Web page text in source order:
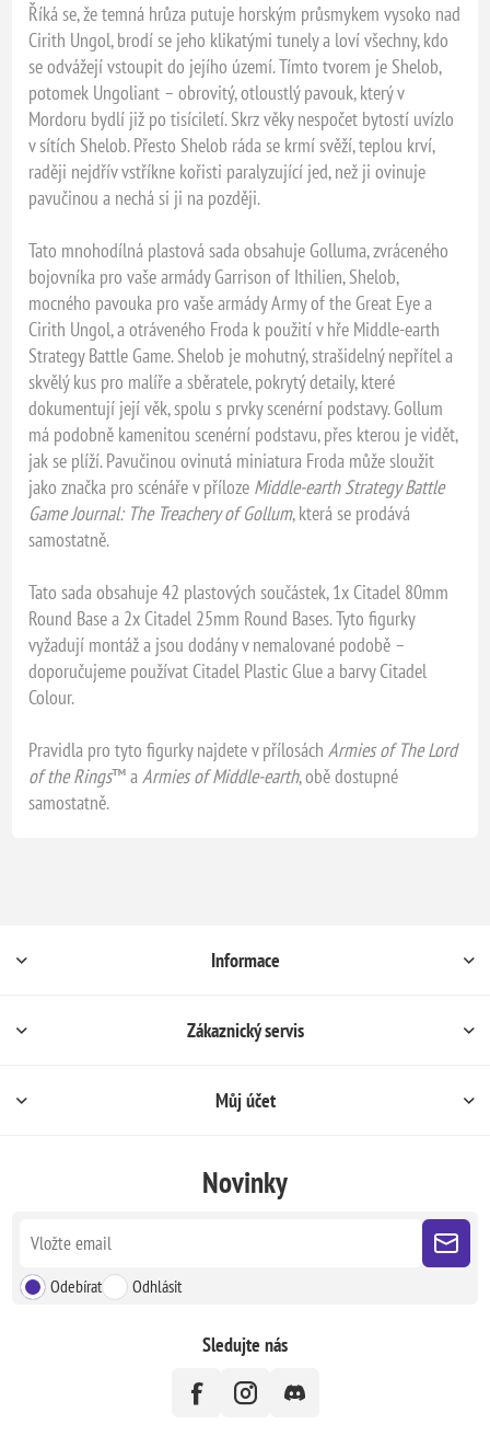
Říká se, že temná hrůza putuje horským průsmykem vysoko nad
Cirith Ungol, brodí se jeho klikatými tunely a loví všechny, kdo
se odvážejí vstoupit do jejího území. Tímto tvorem je Shelob,
potomek Ungoliant – obrovitý, otloustlý pavouk, který v
Mordoru bydlí již po tisíciletí. Skrz věky nespočet bytostí uvízlo
v sítích Shelob. Přesto Shelob ráda se krmí svěží, teplou krví,
raději nejdřív vstříkne kořisti paralyzující jed, než ji ovinuje
pavučinou a nechá si ji na později.
Tato mnohodílná plastová sada obsahuje Golluma, zvráceného
bojovníka pro vaše armády Garrison of Ithilien, Shelob,
mocného pavouka pro vaše armády Army of the Great Eye a
Cirith Ungol, a otráveného Froda k použití v hře Middle-earth
Strategy Battle Game. Shelob je mohutný, strašidelný nepřítel a
skvělý kus pro malíře a sběratele, pokrytý detaily, které
dokumentují její věk, spolu s prvky scenérní podstavy. Gollum
má podobně kamenitou scenérní podstavu, přes kterou je vidět,
jak se plíží. Pavučinou ovinutá miniatura Froda může sloužit
jako značka pro scénáře v příloze Middle-earth Strategy Battle
Game Journal: The Treachery of Gollum, která se prodává
samostatně.
Tato sada obsahuje 42 plastových součástek, 1x Citadel 80mm
Round Base a 2x Citadel 25mm Round Bases. Tyto figurky
vyžadují montáž a jsou dodány v nemalované podobě –
doporučujeme používat Citadel Plastic Glue a barvy Citadel
Colour.
Pravidla pro tyto figurky najdete v přílosáchArmies of The Lord
of the Rings™ aArmies of Middle-earth, obě dostupné
samostatně.
Informace
Zákaznický servis
Můj účet
Novinky
Odebírat Odhlásit
Sledujte nás